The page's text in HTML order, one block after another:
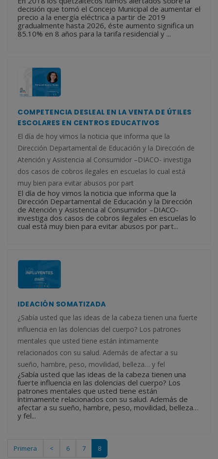
decisión que tomó el Concejo Municipal de aumentar el
precio a la energía eléctrica a partir de 2019
gradualmente hasta 2026, éste aumento significa un
85.10% en 8 años para la tarifa residencial y ...
COMPETENCIA DESLEAL EN LA VENTA DE ÚTILES
ESCOLARES EN CENTROS EDUCATIVOS
El día de hoy vimos la noticia que informa que la
Dirección Departamental de Educación y la Dirección de
Atención y Asistencia al Consumidor –DIACO- investiga
dos casos de cobros ilegales en escuelas lo cual está
muy bien para evitar abusos por part
El día de hoy vimos la noticia que informa que la
Dirección Departamental de Educación y la Dirección
de Atención y Asistencia al Consumidor –DIACO-
investiga dos casos de cobros ilegales en escuelas lo
cual está muy bien para evitar abusos por part...
IDEACIÓN SOMATIZADA
¿Sabía usted que las ideas de la cabeza tienen una fuerte
influencia en las dolencias del cuerpo? Los patrones
mentales que usted tiene están íntimamente
relacionados con su salud. Además de afectar a su
sueño, hambre, peso, movilidad, belleza… y fel
¿Sabía usted que las ideas de la cabeza tienen una
fuerte influencia en las dolencias del cuerpo? Los
patrones mentales que usted tiene están
íntimamente relacionados con su salud. Además de
afectar a su sueño, hambre, peso, movilidad, belleza…
y fel...
Primera < 6 7 8